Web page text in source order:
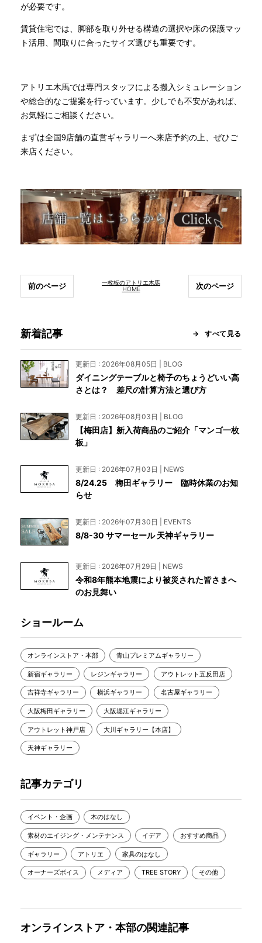
が必要です。
賃貸住宅では、脚部を取り外せる構造の選択や床の保護マッ
ト活用、間取りに合ったサイズ選びも重要です。
アトリエ木馬では専門スタッフによる搬入シミュレーション
や総合的なご提案を行っています。少しでも不安があれば、
お気軽にご相談ください。
まずは全国9店舗の直営ギャラリーへ来店予約の上、ぜひご
来店ください。
一枚板のアトリエ木馬
HOME
前のページ 次のページ
新着記事 すべて見る
更新日 : 2026年08月05日 | BLOG
ダイニングテーブルと椅子のちょうどいい高
さとは？ 差尺の計算方法と選び方
更新日 : 2026年08月03日 | BLOG
【梅田店】新入荷商品のご紹介「マンゴ一枚
板」
更新日 : 2026年07月03日 | NEWS
8/24.25 梅田ギャラリー 臨時休業のお知
らせ
更新日 : 2026年07月30日 | EVENTS
8/8-30 サマーセール 天神ギャラリー
更新日 : 2026年07月29日 | NEWS
令和8年熊本地震により被災された皆さまへ
のお見舞い
ショールーム
オンラインストア・本部 青山プレミアムギャラリー
新宿ギャラリー レジンギャラリー アウトレット五反田店
吉祥寺ギャラリー 横浜ギャラリー 名古屋ギャラリー
大阪梅田ギャラリー 大阪堀江ギャラリー
アウトレット神戸店 大川ギャラリー【本店】
天神ギャラリー
記事カテゴリ
イベント・企画 木のはなし
素材のエイジング・メンテナンス イデア おすすめ商品
ギャラリー アトリエ 家具のはなし
オーナーズボイス メディア TREE STORY その他
オンラインストア・本部の関連記事